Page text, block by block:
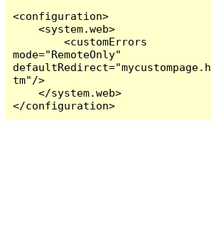
<configuration>
    <system.web>
        <customErrors
mode="RemoteOnly"
defaultRedirect="mycustompage.h
tm"/>
    </system.web>
</configuration>